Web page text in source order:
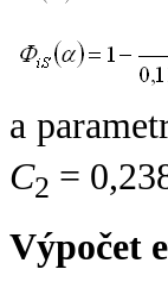
a
C2 =
Výpočet